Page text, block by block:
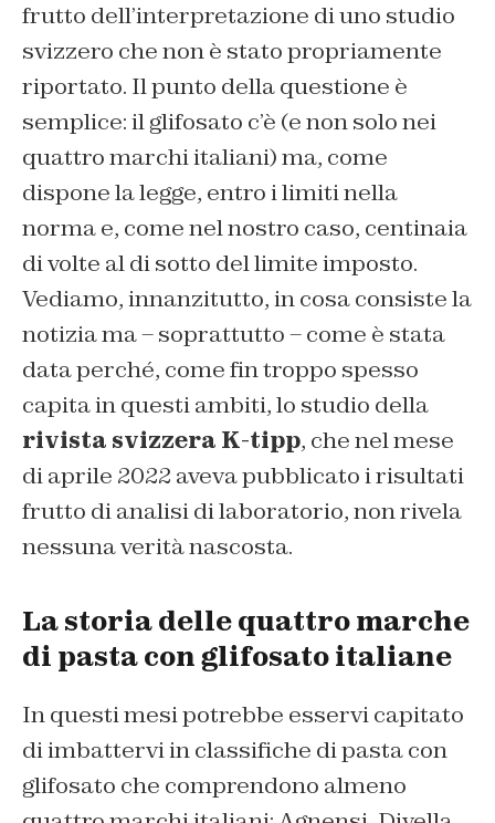
frutto dell’interpretazione di uno studio
svizzero che non è stato propriamente
riportato. Il punto della questione è
semplice: il glifosato c’è (e non solo nei
quattro marchi italiani) ma, come
dispone la legge, entro i limiti nella
norma e, come nel nostro caso, centinaia
di volte al di sotto del limite imposto.
Vediamo, innanzitutto, in cosa consiste la
notizia ma – soprattutto – come è stata
data perché, come fin troppo spesso
capita in questi ambiti, lo studio della
rivista svizzera K-tipp, che nel mese
di aprile 2022 aveva pubblicato i risultati
frutto di analisi di laboratorio, non rivela
nessuna verità nascosta.
La storia delle quattro marche
di pasta con glifosato italiane
In questi mesi potrebbe esservi capitato
di imbattervi in classifiche di pasta con
glifosato che comprendono almeno